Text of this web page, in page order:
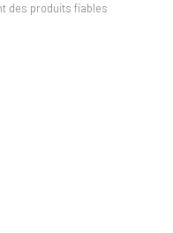
des produits fiables